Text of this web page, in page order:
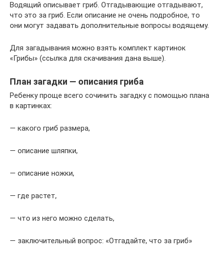
Водящий описывает гриб. Отгадывающие отгадывают,
что это за гриб. Если описание не очень подробное, то
они могут задавать дополнительные вопросы водящему.
Для загадывания можно взять комплект картинок
«Грибы» (ссылка для скачивания дана выше).
План загадки — описания гриба
Ребенку проще всего сочинить загадку с помощью плана
в картинках:
— какого гриб размера,
— описание шляпки,
— описание ножки,
— где растет,
— что из него можно сделать,
— заключительный вопрос: «Отгадайте, что за гриб»